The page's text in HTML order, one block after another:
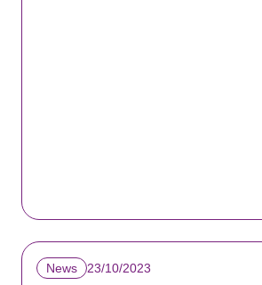
News 23/10/2023